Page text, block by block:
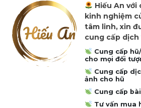
Hiếu An với
kinh nghiệm
tâm linh, xin
cung cấp dịch
Cung cấp
cho mọi đối
Cung cấp
ảnh cho hũ
Cung cấp
Tư vấn mua